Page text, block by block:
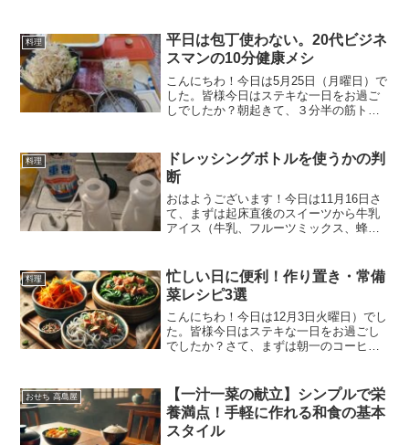
ンパウダー メロン味補給量は３０ｇ眠っ
ている間に不足し...
料理
平日は包丁使わない。20代ビジネ
スマンの10分健康メシ
こんにちわ！今日は5月25日（月曜日）で
した。皆様今日はステキな一日をお過ご
しでしたか？朝起きて、３分半の筋トレ
ンで一時的に在庫切れのためプロテイン
はしばらくなしです）...
料理
ドレッシングボトルを使うかの判
断
おはようございます！今日は11月16日さ
て、まずは起床直後のスイーツから牛乳
アイス（牛乳、フルーツミックス、蜂
へのご褒美で食べるマイルールに変えま
した。（それまでは夕飯...
料理
忙しい日に便利！作り置き・常備
菜レシピ3選
こんにちわ！今日は12月3日火曜日）でし
た。皆様今日はステキな一日をお過ごし
でしたか？さて、まずは朝一のコーヒー
す。）まずはアーモンドを食べてから
（最低５分間）これで、イ...
おせち 高島屋
【一汁一菜の献立】シンプルで栄
養満点！手軽に作れる和食の基本
スタイル